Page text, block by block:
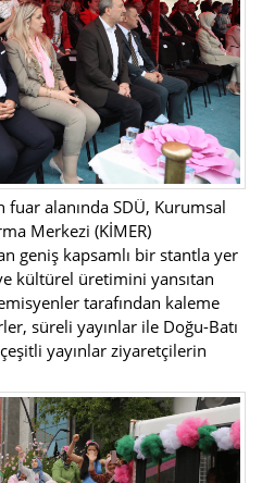
fuar alanında SDÜ, Kurumsal
Merkezi (KİMER)
geniş kapsamlı bir stantla yer
kültürel üretimini yansıtan
tarafından kaleme
süreli yayınlar ile Doğu-Batı
yayınlar ziyaretçilerin